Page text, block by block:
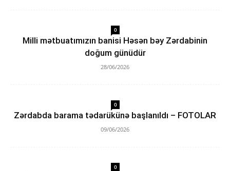
0
Milli mətbuatımızın banisi Həsən bəy Zərdabinin
doğum günüdür
28/06/2026
0
Zərdabda barama tədarükünə başlanıldı – FOTOLAR
09/06/2026
0